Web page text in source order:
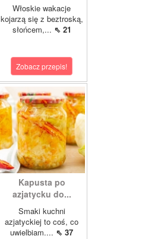
Włoskie wakacje
kojarzą się z beztroską,
słońcem,... ⇖ 21
Zobacz przepis!
Kapusta po
azjatycku do...
Smaki kuchni
azjatyckiej to coś, co
uwielbiam.... ⇖ 37